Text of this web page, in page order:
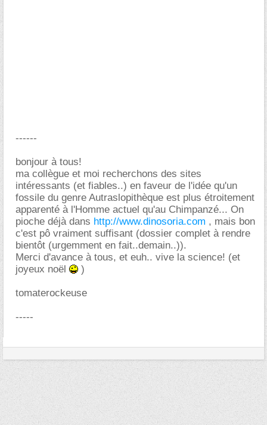
------
bonjour à tous!
ma collègue et moi recherchons des sites
intéressants (et fiables..) en faveur de l'idée qu'un
fossile du genre Autraslopithèque est plus étroitement
apparenté à l'Homme actuel qu'au Chimpanzé... On
pioche déjà dans http://www.dinosoria.com , mais bon
c'est pô vraiment suffisant (dossier complet à rendre
bientôt (urgemment en fait..demain..)).
Merci d'avance à tous, et euh.. vive la science! (et
joyeux noël
)
tomaterockeuse
-----